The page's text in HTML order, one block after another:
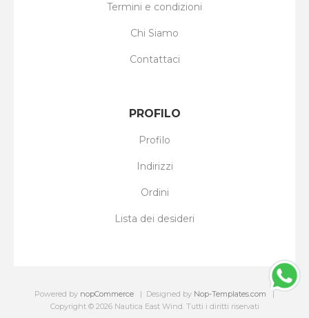
Termini e condizioni
Chi Siamo
Contattaci
PROFILO
Profilo
Indirizzi
Ordini
Lista dei desideri
Powered by nopCommerce Designed by Nop-Templates.com
Copyright © 2026 Nautica East Wind. Tutti i diritti riservati